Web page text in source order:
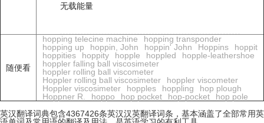
无载能量
随便看
hopping telecine machine
hopping transponder
hopping up
hoppin, John hoppin' John Hoppins
hoppit
hoppities
hoppity hopple hoppled
hopple-leathershoe
hoppler falling ball viscosimeter
hoppler rolling ball viscometer
Hoppler rolling ball viscosimeter
hoppler viscometer
Hoppler viscosimeter
hopples hoppling
hop plough
Hoppner R.
hoppo hop pocket hop-pocket
hop pole
英汉翻译词典包含4367426条英汉汉英翻译词条，基本涵盖了全部常用英